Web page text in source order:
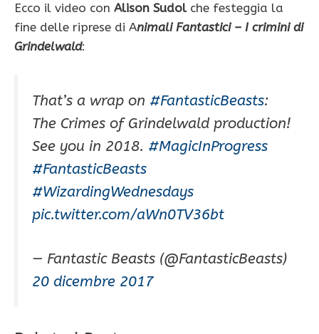
Ecco il video con Alison Sudolche festeggia la
fine delle riprese di Animali Fantastici – I crimini di
Grindelwald:
That’s a wrap on #FantasticBeasts:
The Crimes of Grindelwald production!
See you in 2018. #MagicInProgress
#FantasticBeasts
#WizardingWednesdays
pic.twitter.com/aWn0TV36bt
— Fantastic Beasts (@FantasticBeasts)
20 dicembre 2017